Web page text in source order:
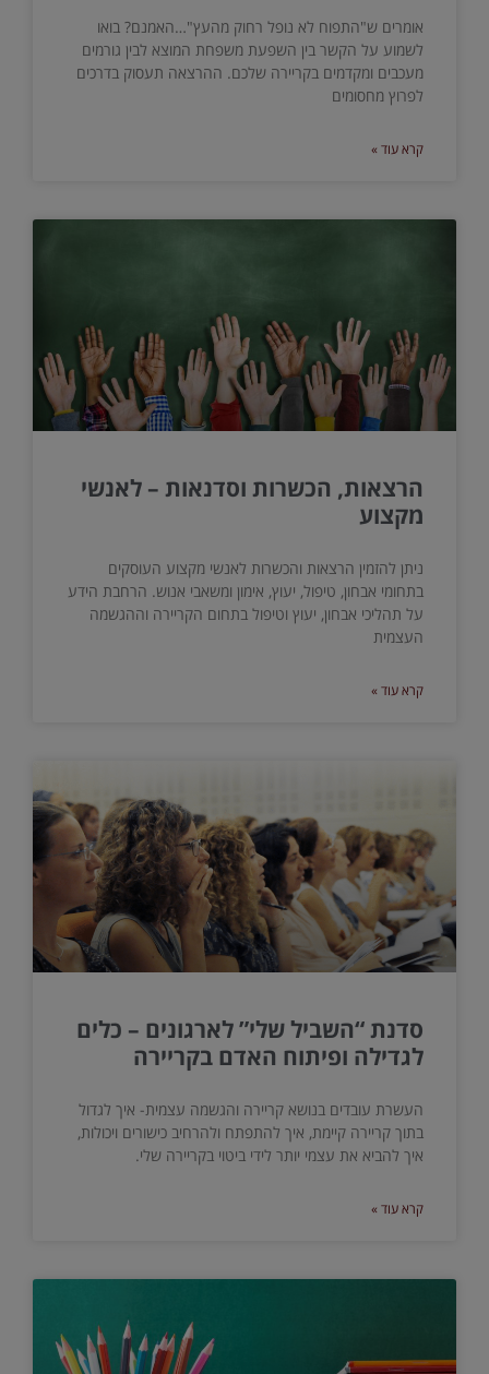
אומרים ש"התפוח לא נופל רחוק מהעץ"…האמנם? בואו
לשמוע על הקשר בין השפעת משפחת המוצא לבין גורמים
מעכבים ומקדמים בקריירה שלכם. ההרצאה תעסוק בדרכים
לפרוץ מחסומים
קרא עוד »
הרצאות, הכשרות וסדנאות – לאנשי
מקצוע
ניתן להזמין הרצאות והכשרות לאנשי מקצוע העוסקים
בתחומי אבחון, טיפול, יעוץ, אימון ומשאבי אנוש. הרחבת הידע
על תהליכי אבחון, יעוץ וטיפול בתחום הקריירה וההגשמה
העצמית
קרא עוד »
סדנת “השביל שלי” לארגונים – כלים
לגדילה ופיתוח האדם בקריירה
העשרת עובדים בנושא קריירה והגשמה עצמית- איך לגדול
בתוך קריירה קיימת, איך להתפתח ולהרחיב כישורים ויכולות,
איך להביא את עצמי יותר לידי ביטוי בקריירה שלי.
קרא עוד »